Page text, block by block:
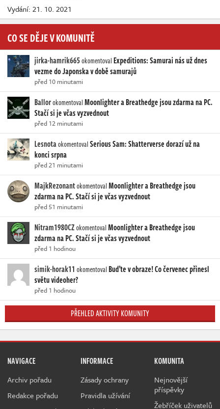
Vydání: 21. 10. 2021
CO SE DĚJE V KOMUNITĚ
jirka-hamrik665okomentoval Expeditions: Samurai nás už dnes
vezme do Japonska v době samurajů
před 10 minutami
BallorokomentovalMoonlighter a Breathedge jsou zdarma na PC.
Stačí si je včas vyzvednout
před 12 minutami
LesnotaokomentovalSerious Sam: Shatterverse dorazí už na
konci srpna
před 21 minutami
MajkRezonantokomentovalMoonlighter a Breathedge jsou
zdarma na PC. Stačí si je včas vyzvednout
před 51 minutami
Nitram1980CZokomentovalMoonlighter a Breathedge jsou
zdarma na PC. Stačí si je včas vyzvednout
před 1 hodinou
simik-horak11 okomentoval Buďte v obraze! Co červenec přinesl
světu videoher?
před 1 hodinou
PŘEHLED AKTIVITY KOMUNITY
NAVIGACE
Archiv pořadu
Redakce pořadu
INFORMACE
Zásady ochrany
Pravidla užívání
KOMUNITA
Nejnovější
příspěvky
Žebříček uživatelů